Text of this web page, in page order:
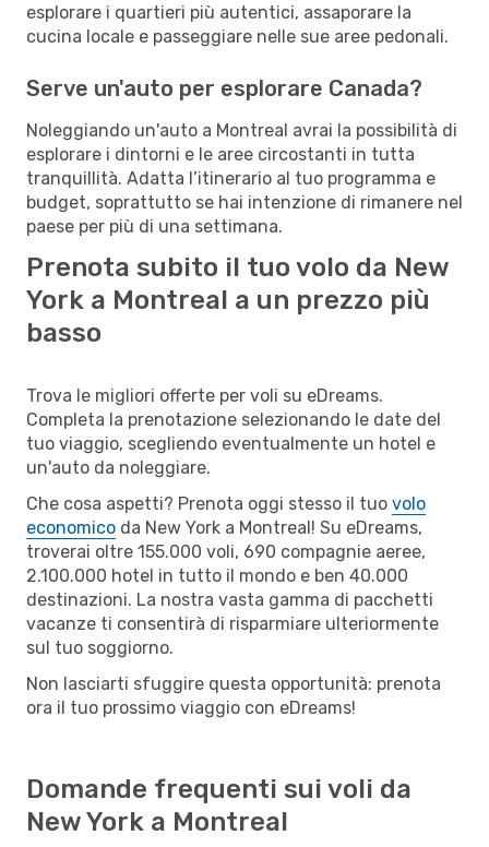
esplorare i quartieri più autentici, assaporare la
cucina locale e passeggiare nelle sue aree pedonali.
Serve un'auto per esplorare Canada?
Noleggiando un'auto a Montreal avrai la possibilità di
esplorare i dintorni e le aree circostanti in tutta
tranquillità. Adatta l’itinerario al tuo programma e
budget, soprattutto se hai intenzione di rimanere nel
paese per più di una settimana.
Prenota subito il tuo volo da New
York a Montreal a un prezzo più
basso
Trova le migliori offerte per voli su eDreams.
Completa la prenotazione selezionando le date del
tuo viaggio, scegliendo eventualmente un hotel e
un'auto da noleggiare.
Che cosa aspetti? Prenota oggi stesso il tuo volo
economico da New York a Montreal! Su eDreams,
troverai oltre 155.000 voli, 690 compagnie aeree,
2.100.000 hotel in tutto il mondo e ben 40.000
destinazioni. La nostra vasta gamma di pacchetti
vacanze ti consentirà di risparmiare ulteriormente
sul tuo soggiorno.
Non lasciarti sfuggire questa opportunità: prenota
ora il tuo prossimo viaggio con eDreams!
Domande frequenti sui voli da
New York a Montreal